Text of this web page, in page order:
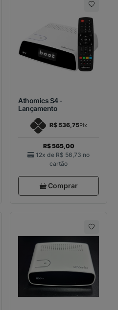
Athomics S4 -
Lançamento
R$ 536,75Pix
R$ 565,00
12x de R$ 56,73 no
cartão
Comprar